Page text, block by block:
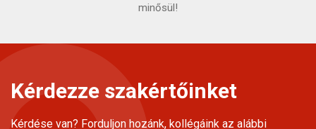
minősül!
Kérdezze szakértőinket
Kérdése van? Forduljon hozánk, kollégáink az alábbi